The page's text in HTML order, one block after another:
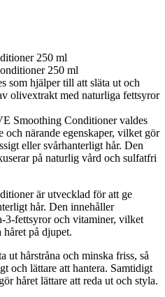
250 ml
som hjälper till att släta ut och
olivextrakt med naturliga fettsyror
Smoothing Conditioner valdes
närande egenskaper, vilket gör
eller svårhanterligt hår. Den
på naturlig vård och sulfatfri
är utvecklad för att ge
hår. Den innehåller
3-fettsyror och vitaminer, vilket
på djupet.
ut hårstråna och minska friss, så
och lättare att hantera. Samtidigt
håret lättare att reda ut och styla.